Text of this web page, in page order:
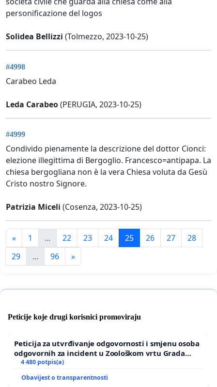
personificazione del logos
Solidea Bellizzi (Tolmezzo, 2023-10-25)
#4998
Carabeo Leda
Leda Carabeo(PERUGIA, 2023-10-25)
#4999
Condivido pienamente la descrizione del dottor Cionci:
elezione illegittima di Bergoglio. Francesco=antipapa. La
chiesa bergogliana non è la vera Chiesa voluta da Gesù
Cristo nostro Signore.
Patrizia Miceli (Cosenza, 2023-10-25)
« 1 ... 22 23 24 25 26 27
28
29
... 96 »
Peticije koje drugi korisnici promoviraju
Peticija za utvrđivanje odgovornosti i smjenu osoba
odgovornih za incident u Zoološkom vrtu Grada
Zagreba
4 480 potpis(a)
Obavijest o transparentnosti